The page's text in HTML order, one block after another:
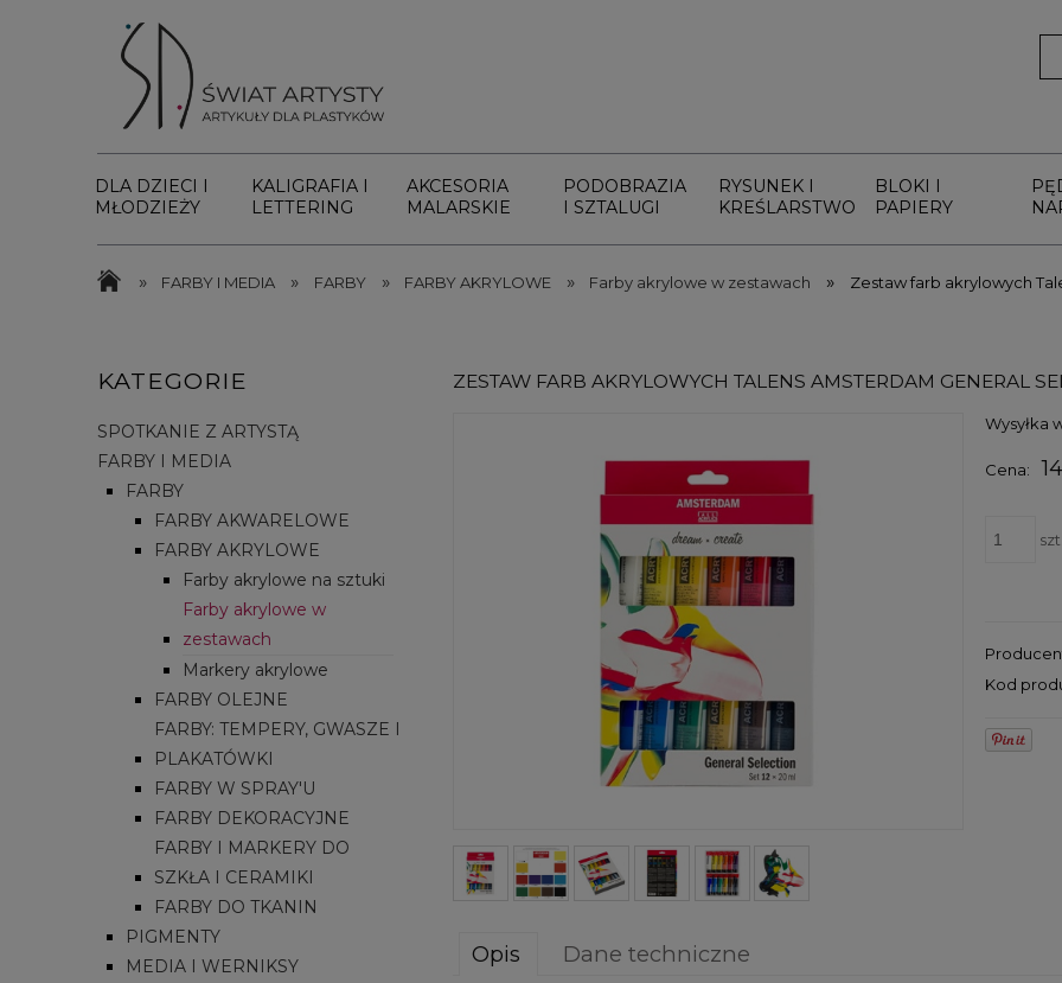
DLA DZIECI I
MŁODZIEŻY
KALIGRAFIA I
LETTERING
AKCESORIA
MALARSKIE
PODOBRAZIA
I SZTALUGI
RYSUNEK I
KREŚLARSTWO
BLOKI I
PAPIERY
» FARBY I MEDIA » FARBY » FARBY AKRYLOWE » Farby akrylowe w zestawach » Zestaw farb akrylowych
KATEGORIE
SPOTKANIE Z ARTYSTĄ
FARBY I MEDIA
FARBY
FARBY AKWARELOWE
FARBY AKRYLOWE
Farby akrylowe na sztuki
Farby akrylowe w
zestawach
Markery akrylowe
FARBY OLEJNE
FARBY: TEMPERY, GWASZE I
PLAKATÓWKI
FARBY W SPRAY'U
FARBY DEKORACYJNE
FARBY I MARKERY DO
SZKŁA I CERAMIKI
FARBY DO TKANIN
PIGMENTY
MEDIA I WERNIKSY
ZESTAW FARB AKRYLOWYCH TALENS AMSTERDAM GENERAL
Wysyłka
Cena:
szt.
Kod
Opis Dane techniczne